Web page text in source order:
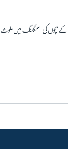
کے بچوں کی اسمگلنگ میں ملوث